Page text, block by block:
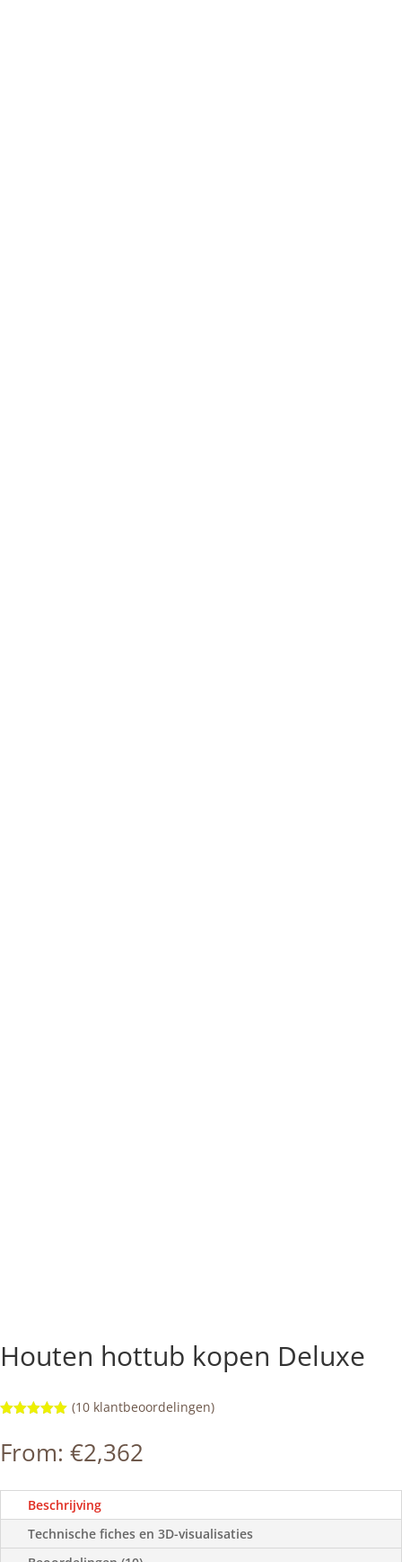
Houten hottub kopen Deluxe
gebaseerd
op
lingen
(10klantbeoordelingen)
From: €2,362
Beschrijving
Technische fiches en 3D-visualisaties